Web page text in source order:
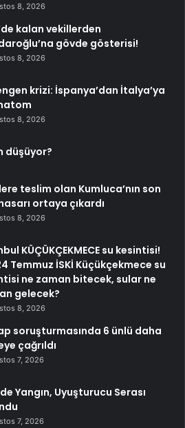
8, 2026
kalan vekillerden
gövde gösterisi!
8, 2026
krizi: İspanya’dan İtalya’ya
8, 2026
düşüyor?
teslim olan Kumluca’nın son
ortaya çıkardı
8, 2026
KÜÇÜKÇEKMECE su kesintisi!
Temmuz İSKİ Küçükçekmece su
ne zaman bitecek, sular ne
gelecek?
8, 2026
soruşturmasında 6 ünlü daha
çağrıldı
7, 2026
Yangın, Uyuşturucu Serası
7, 2026